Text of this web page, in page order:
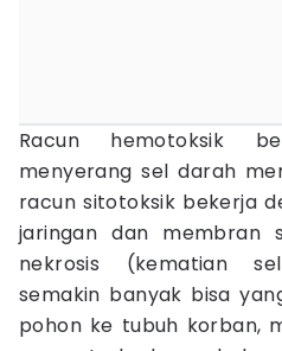
Racun hemotoksik
menyerang sel darah
racun sitotoksik bekerja
jaringan dan membran
nekrosis (kematian
semakin banyak bisa
pohon ke tubuh korban,